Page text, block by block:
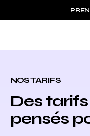
NOS TARIFS
Des
pensés